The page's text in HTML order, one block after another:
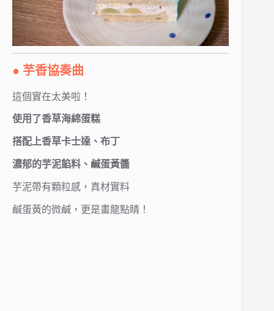
● 芋香協奏曲
這個實在太美啦！
使用了香草海綿蛋糕
搭配上香草卡士達、布丁
濃郁的芋泥餡料、鹹蛋黃醬
芋泥帶有顆粒感，真材實料
鹹蛋黃的微鹹，更是畫龍點睛！